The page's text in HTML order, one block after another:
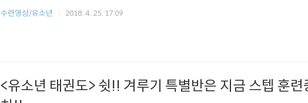
수련영상/유소년
2018. 4. 25. 17:09
<유소년 태권도> 쉿!! 겨루기 특별반은 지금 스텝 훈